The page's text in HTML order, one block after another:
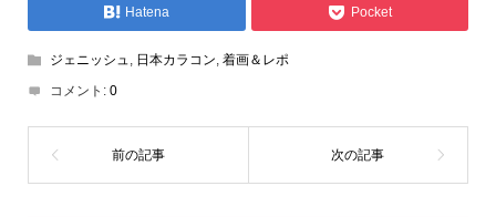
Hatena Pocket
ジェニッシュ, 日本カラコン, 着画＆レポ
コメント: 0